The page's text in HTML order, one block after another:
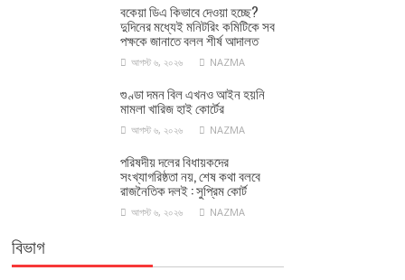
বকেয়া ডিএ কিভাবে দেওয়া হচ্ছে?
দুদিনের মধ্যেই মনিটরিং কমিটিকে সব
পক্ষকে জানাতে বলল শীর্ষ আদালত
আগস্ট ৬, ২০২৬ NAZMA
গুণ্ডা দমন বিল এখনও আইন হয়নি
মামলা খারিজ হাই কোর্টের
আগস্ট ৬, ২০২৬ NAZMA
পরিষদীয় দলের বিধায়কদের
সংখ্যাগরিষ্ঠতা নয়, শেষ কথা বলবে
রাজনৈতিক দলই : সুপ্রিম কোর্ট
আগস্ট ৬, ২০২৬ NAZMA
বিভাগ